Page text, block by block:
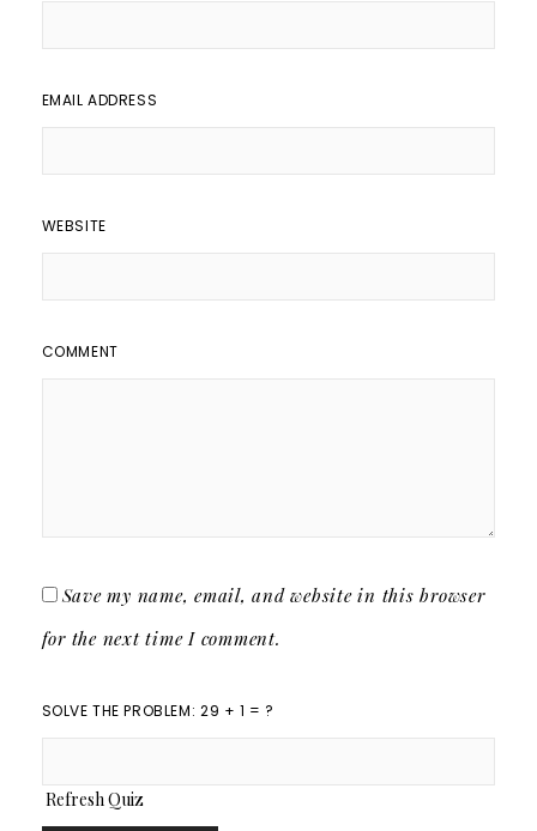
EMAIL ADDRESS
WEBSITE
COMMENT
Save my name, email, and website in this browser
for the next time I comment.
SOLVE THE PROBLEM: 29 + 1 = ?
Refresh Quiz